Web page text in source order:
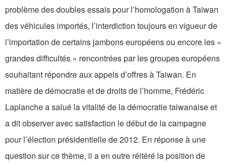
problème des doubles essais pour l’homologation à Taiwan
des véhicules importés, l’interdiction toujours en vigueur de
l’importation de certains jambons européens ou encore les «
grandes difficultés » rencontrées par les groupes européens
souhaitant répondre aux appels d’offres à Taiwan. En
matière de démocratie et de droits de l’homme, Frédéric
Laplanche a salué la vitalité de la démocratie taiwanaise et
a dit observer avec satisfaction le début de la campagne
pour l’élection présidentielle de 2012. En réponse à une
question sur ce thème, il a en outre réitéré la position de